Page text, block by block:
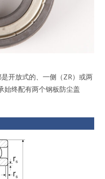
开放式的、一侧（ZR）或两
始终配有两个钢板防尘盖